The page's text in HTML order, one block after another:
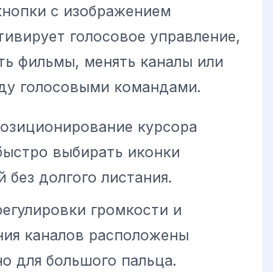
с изображением
голосовое управление,
фильмы, менять каналы или
голосовыми командами.
курсора
выбирать иконки
без долгого листания.
громкости и
каналов расположены
для большого пальца.